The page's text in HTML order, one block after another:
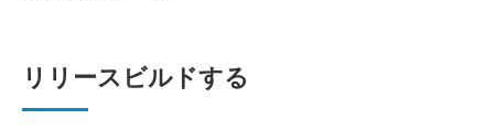
リリースビルドする